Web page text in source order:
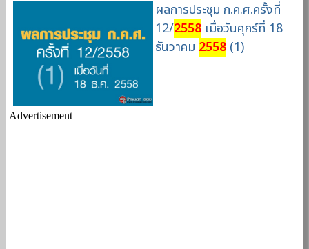
ผลการประชุม ก.ค.ศ.ครั้งที่
12/2558เมื่อวันศุกร์ที่ 18
ธันวาคม 2558(1)
Advertisement